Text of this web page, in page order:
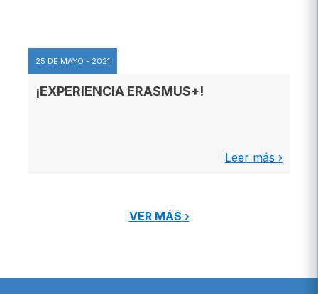
25 DE MAYO - 2021
¡EXPERIENCIA ERASMUS+!
Leer más ›
VER MÁS ›